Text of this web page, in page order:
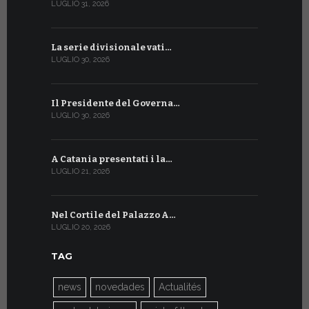
LUGLIO 31, 2026
La serie divisionale vati…
LUGLIO 30, 2026
Il Presidente del Governa…
LUGLIO 30, 2026
A Catania presentati i la…
LUGLIO 21, 2026
Nel Cortile del Palazzo A…
LUGLIO 20, 2026
TAG
news novedades Actualités